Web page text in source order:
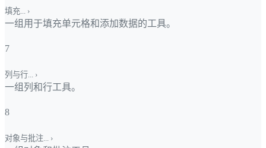
填充... ›
一组用于填充单元格和添加数据的工具。
7
列与行... ›
一组列和行工具。
8
对象与批注... ›